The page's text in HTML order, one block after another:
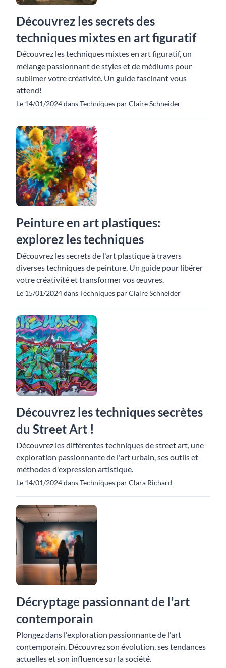
Découvrez les secrets des
techniques mixtes en art figuratif
Découvrez les techniques mixtes en art figuratif, un
mélange passionnant de styles et de médiums pour
sublimer votre créativité. Un guide fascinant vous
attend!
Le 14/01/2024 dans Techniques par Claire Schneider
Peinture en art plastiques:
explorez les techniques
Découvrez les secrets de l'art plastique à travers
diverses techniques de peinture. Un guide pour libérer
votre créativité et transformer vos œuvres.
Le 15/01/2024 dans Techniques par Claire Schneider
Découvrez les techniques secrètes
du Street Art !
Découvrez les différentes techniques de street art, une
exploration passionnante de l'art urbain, ses outils et
méthodes d'expression artistique.
Le 14/01/2024 dans Techniques par Clara Richard
Décryptage passionnant de l'art
contemporain
Plongez dans l'exploration passionnante de l'art
contemporain. Découvrez son évolution, ses tendances
actuelles et son influence sur la société.